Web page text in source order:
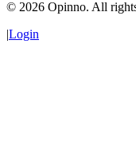
© 2026 Opinno. All
|Login